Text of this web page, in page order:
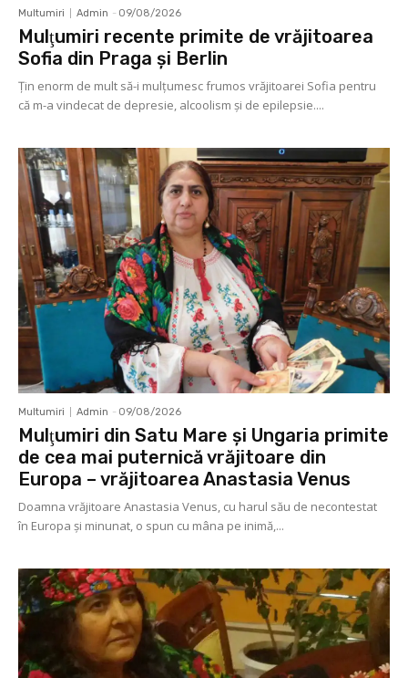
Multumiri Admin - 09/08/2026
Mulţumiri recente primite de vrăjitoarea
Sofia din Praga și Berlin
Ţin enorm de mult să-i mulţumesc frumos vrăjitoarei Sofia pentru
că m-a vindecat de depresie, alcoolism şi de epilepsie....
Multumiri Admin - 09/08/2026
Mulţumiri din Satu Mare și Ungaria primite
de cea mai puternică vrăjitoare din
Europa – vrăjitoarea Anastasia Venus
Doamna vrăjitoare Anastasia Venus, cu harul său de necontestat
în Europa şi minunat, o spun cu mâna pe inimă,...